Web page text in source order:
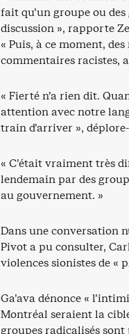
fait qu’un groupe ou
discussion », rapporte
« Puis, à ce moment,
commentaires racistes,
« Fierté n’a rien dit.
attention avec notre
train d’arriver »,
« C’était vraiment très
lendemain par des
au gouvernement. »
Dans une conversation
Pivot a pu consulter,
violences sionistes de «
Ga’ava dénonce «
Montréal seraient la
groupes radicalisés